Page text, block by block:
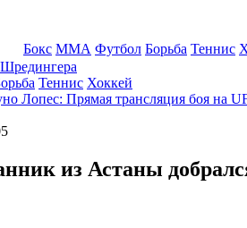
Бокс ММА Футбол Борьба Теннис
Теннис Хоккей
Лопес: Прямая трансляция боя на
из Астаны